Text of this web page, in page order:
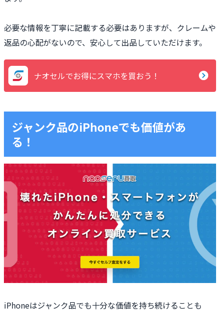
必要な情報を丁寧に記載する必要はありますが、クレームや
返品の心配がないので、安心して出品していただけます。
ナオセルでお得にスマホを買おう！
ジャンク品のiPhoneでも価値があ
る！
iPhoneはジャンク品でも十分な価値を持ち続けることも